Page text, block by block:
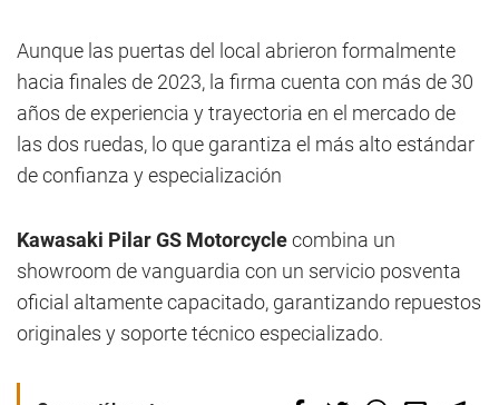
Aunque las puertas del local abrieron formalmente
hacia finales de 2023, la firma cuenta con más de 30
años de experiencia y trayectoria en el mercado de
las dos ruedas, lo que garantiza el más alto estándar
de confianza y especialización
Kawasaki Pilar GS Motorcyclecombina un
showroom de vanguardia con un servicio posventa
oficial altamente capacitado, garantizando repuestos
originales y soporte técnico especializado.